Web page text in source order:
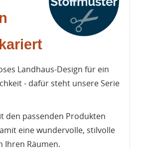
Landhaus-Design für ein
- dafür steht unsere Serie
den passenden Produkten
eine wundervolle, stilvolle
Ihren Räumen.